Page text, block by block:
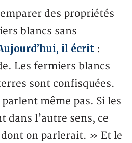
des propriétés
blancs sans
il écrit :
Les fermiers blancs
sont confisquées.
même pas. Si les
dans l’autre sens, ce
on parlerait. » Et le